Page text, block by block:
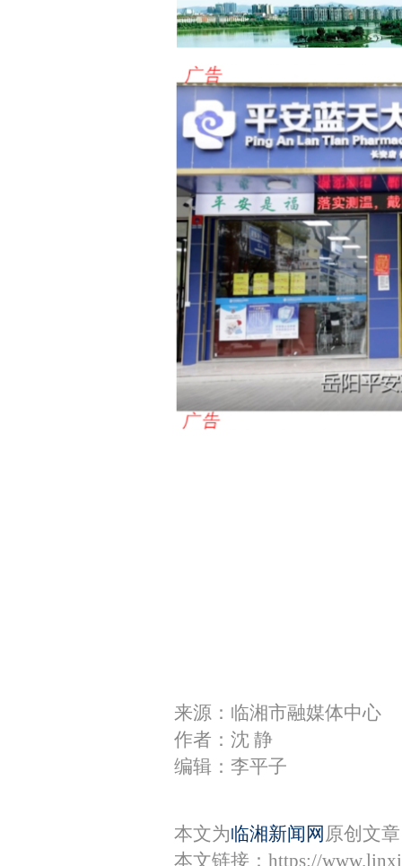
来源：临湘市融媒体中心
作者：沈 静
编辑：李平子
本文为临湘新闻网 原创文
本文链接： https://